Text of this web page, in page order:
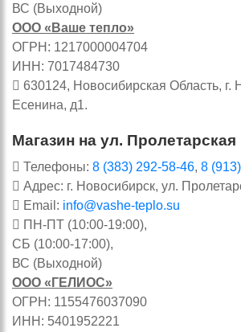
ВС (Выходной)
ООО «Ваше тепло»
ОГРН: 1217000004704
ИНН: 7017484730
630124, Новосибирская Область, г.
Есенина, д1.
Магазин на ул. Пролетарская
Телефоны: 8 (383) 292-58-46, 8
Адрес: г. Новосибирск, ул.
Email: info@vashe-teplo.su
ПН-ПТ (10:00-19:00),
СБ (10:00-17:00),
ВС (Выходной)
ООО «ГЕЛИОС»
ОГРН: 1155476037090
ИНН: 5401952221